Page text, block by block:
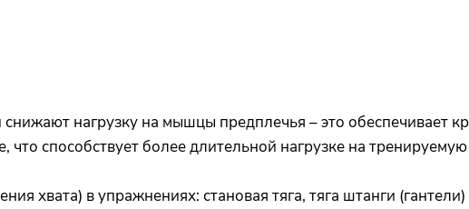
нагрузку на мышцы предплечья – это обеспечивает
способствует более длительной нагрузке на
хвата) в упражнениях: становая тяга, тяга штанги